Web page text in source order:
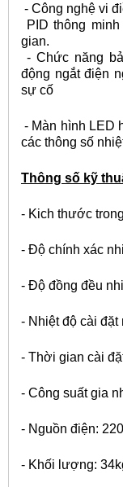
- Công nghệ vi
PID thông
gian.
- Chức năng
động ngắt điện
sự cố
- Màn hình LED
các thông số
Thông số kỹ
- Kich thước
- Độ chính xác
- Độ đồng đều
- Nhiệt độ cài đặt
- Thời gian cài
- Công suất gia
- Nguồn điện:
- Khối lượng: